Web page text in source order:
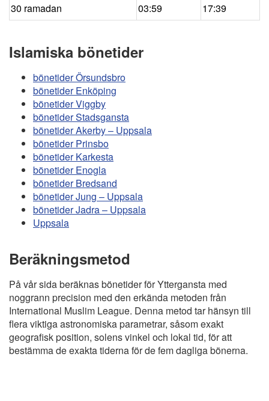
30 ramadan
03:59 17:39
Islamiska bönetider
bönetider Örsundsbro
bönetider Enköping
bönetider Viggby
bönetider Stadsgansta
bönetider Akerby – Uppsala
bönetider Prinsbo
bönetider Karkesta
bönetider Enogla
bönetider Bredsand
bönetider Jung – Uppsala
bönetider Jadra – Uppsala
Uppsala
Beräkningsmetod
På vår sida beräknas bönetider för Yttergansta med
noggrann precision med den erkända metoden från
International Muslim League. Denna metod tar hänsyn till
flera viktiga astronomiska parametrar, såsom exakt
geografisk position, solens vinkel och lokal tid, för att
bestämma de exakta tiderna för de fem dagliga bönerna.